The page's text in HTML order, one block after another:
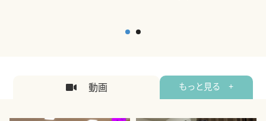
動画 もっと見る +